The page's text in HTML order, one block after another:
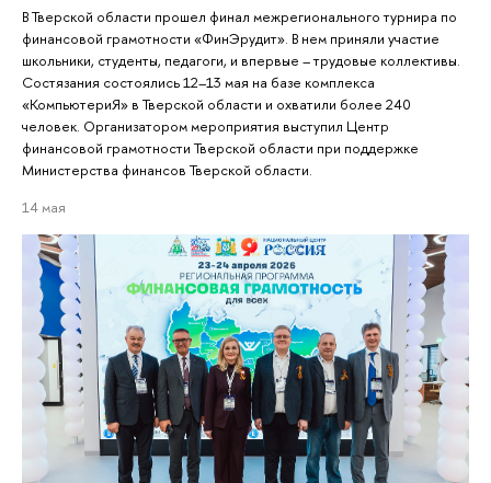
В Тверской области прошел финал межрегионального турнира по
финансовой грамотности «ФинЭрудит». В нем приняли участие
школьники, студенты, педагоги, и впервые – трудовые коллективы.
Состязания состоялись 12–13 мая на базе комплекса
«КомпьютериЯ» в Тверской области и охватили более 240
человек. Организатором мероприятия выступил Центр
финансовой грамотности Тверской области при поддержке
Министерства финансов Тверской области.
14 мая